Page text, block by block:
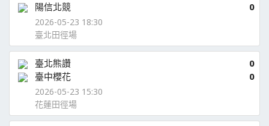
陽信北競
0
2026-05-23 18:30
臺北田徑場
臺北熊讚
0
臺中櫻花
0
2026-05-23 15:30
花蓮田徑場